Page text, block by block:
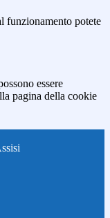
funzionamento potete
essere
pagina della cookie